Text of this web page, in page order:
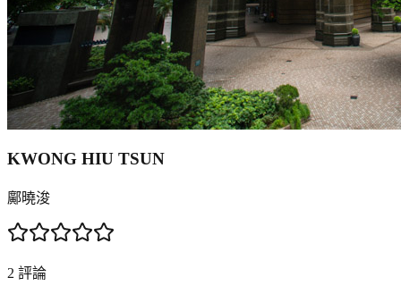
KWONG HIU TSUN
鄺曉浚
2 評論